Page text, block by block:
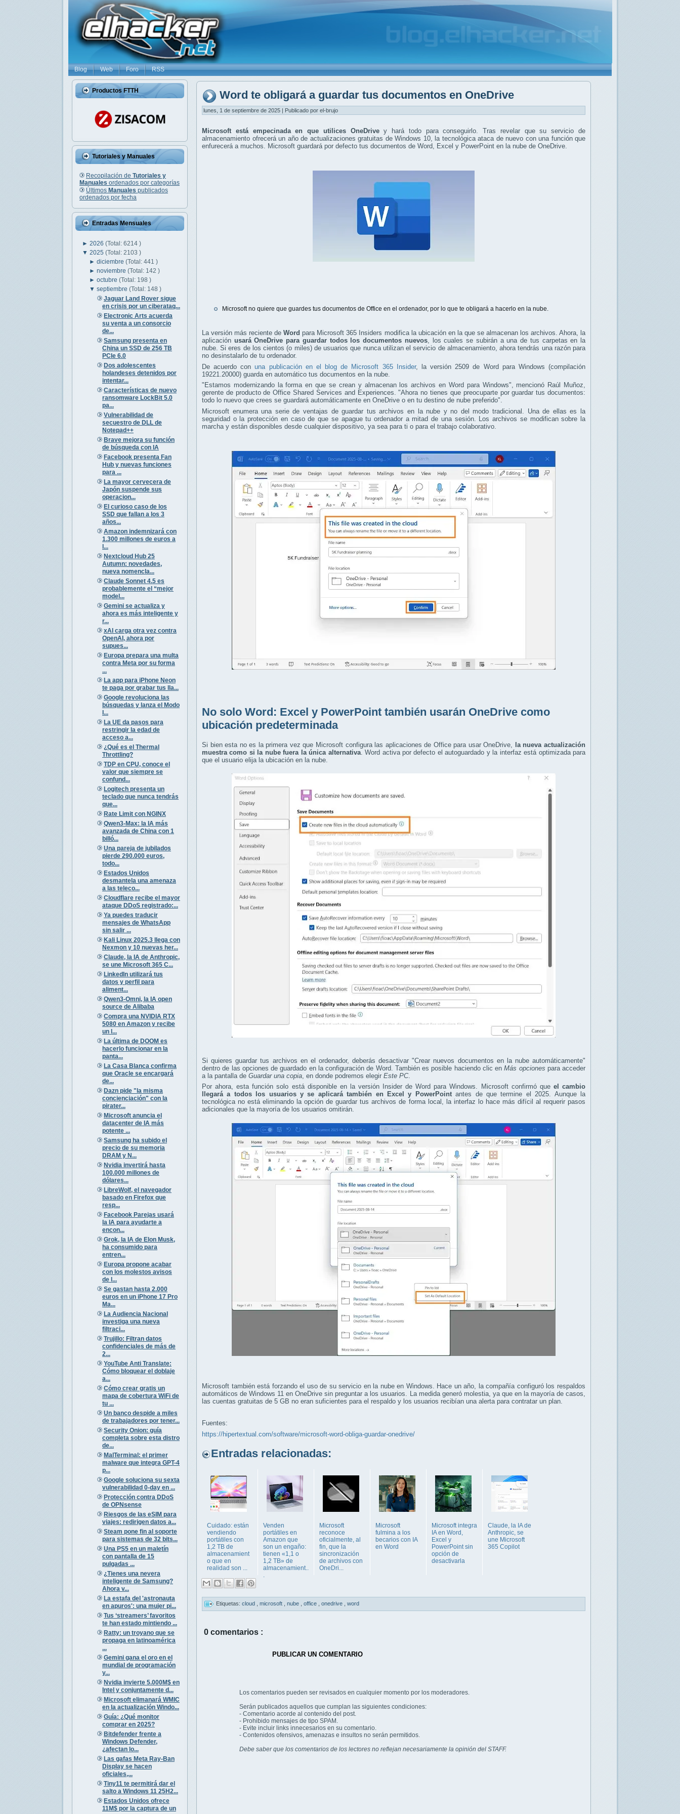
Blog Web Foro RSS
Productos FTTH
Tutoriales y Manuales
Recopilación de Tutoriales y
Manuales ordenados por categorías
Últimos Manuales publicados
ordenados por fecha
Entradas Mensuales
► 2026 (Total: 6214 )
▼ 2025 (Total: 2103 )
►diciembre(Total: 441 )
►noviembre(Total: 142 )
►octubre(Total: 198 )
▼septiembre(Total: 148 )
Jaguar Land Rover sigue
en crisis por un ciberataq...
Electronic Arts acuerda
su venta a un consorcio
de...
Samsung presenta en
China un SSD de 256 TB
PCIe 6.0
Dos adolescentes
holandeses detenidos por
intentar...
Características de nuevo
ransomware LockBit 5.0
pa...
Vulnerabilidad de
secuestro de DLL de
Notepad++
Brave mejora su función
de búsqueda con IA
Facebook presenta Fan
Hub y nuevas funciones
para ...
La mayor cervecera de
Japón suspende sus
operacion...
El curioso caso de los
SSD que fallan a los 3
años...
Amazon indemnizará con
1.300 millones de euros a
l...
Nextcloud Hub 25
Autumn: novedades,
nueva nomencla...
Claude Sonnet 4.5 es
probablemente el “mejor
model...
Gemini se actualiza y
ahora es más inteligente y
r...
xAI carga otra vez contra
OpenAI, ahora por
supues...
Europa prepara una multa
contra Meta por su forma
...
La app para iPhone Neon
te paga por grabar tus lla...
Google revoluciona las
búsquedas y lanza el Modo
I...
La UE da pasos para
restringir la edad de
acceso a...
¿Qué es el Thermal
Throttling?
TDP en CPU, conoce el
valor que siempre se
confund...
Logitech presenta un
teclado que nunca tendrás
que...
Rate Limit con NGINX
Qwen3-Max: la IA más
avanzada de China con 1
billó...
Una pareja de jubilados
pierde 290.000 euros,
todo...
Estados Unidos
desmantela una amenaza
a las teleco...
Cloudflare recibe el mayor
ataque DDoS registrado:...
Ya puedes traducir
mensajes de WhatsApp
sin salir ...
Kali Linux 2025.3 llega con
Nexmon y 10 nuevas her...
Claude, la IA de Anthropic,
se une Microsoft 365 C...
LinkedIn utilizará tus
datos y perfil para
aliment...
Qwen3-Omni, la IA open
source de Alibaba
Compra una NVIDIA RTX
5080 en Amazon y recibe
un l...
La última de DOOM es
hacerlo funcionar en la
panta...
La Casa Blanca confirma
que Oracle se encargará
de...
Dazn pide "la misma
concienciación" con la
pirater...
Microsoft anuncia el
datacenter de IA más
potente ...
Samsung ha subido el
precio de su memoria
DRAM y N...
Nvidia invertirá hasta
100.000 millones de
dólares...
LibreWolf, el navegador
basado en Firefox que
resp...
Facebook Parejas usará
la IA para ayudarte a
encon...
Grok, la IA de Elon Musk,
ha consumido para
entren...
Europa propone acabar
con los molestos avisos
de l...
Se gastan hasta 2.000
euros en un iPhone 17 Pro
Ma...
La Audiencia Nacional
investiga una nueva
filtraci...
Trujillo: Filtran datos
confidenciales de más de
2...
YouTube Anti Translate:
Cómo bloquear el doblaje
a...
Cómo crear gratis un
mapa de cobertura WiFi de
tu ...
Un banco despide a miles
de trabajadores por tener...
Security Onion: guía
completa sobre esta distro
de...
MalTerminal: el primer
malware que integra GPT-4
p...
Google soluciona su sexta
vulnerabilidad 0-day en ...
Protección contra DDoS
de OPNsense
Riesgos de las eSIM para
viajes: redirigen datos a...
Steam pone fin al soporte
para sistemas de 32 bits...
Una PS5 en un maletín
con pantalla de 15
pulgadas ...
¿Tienes una nevera
inteligente de Samsung?
Ahora v...
La estafa del 'astronauta
en apuros': una mujer pi...
Tus ‘streamers’ favoritos
te han estado mintiendo ...
Ratty: un troyano que se
propaga en latinoamérica
...
Gemini gana el oro en el
mundial de programación
y...
Nvidia invierte 5.000M$ en
Intel y conjuntamente d...
Microsoft elimanará WMIC
en la actualización Windo...
Guía: ¿Qué monitor
comprar en 2025?
Bitdefender frente a
Windows Defender,
¿afectan lo...
Las gafas Meta Ray-Ban
Display se hacen
oficiales,...
Tiny11 te permitirá dar el
salto a Windows 11 25H2...
Estados Unidos ofrece
11M$ por la captura de un
Word te obligará a guardar tus documentos en OneDrive
lunes, 1 de septiembre de 2025 | Publicado por el-brujo
Microsoft está empecinada en que utilices OneDrivey hará todo para conseguirlo. Tras revelar que su servicio de
almacenamiento ofrecerá un año de actualizaciones gratuitas de Windows 10, la tecnológica ataca de nuevo con una función que
enfurecerá a muchos. Microsoft guardará por defecto tus documentos de Word, Excel y PowerPoint en la nube de OneDrive.
Microsoft no quiere que guardes tus documentos de Office en el ordenador, por lo que te obligará a hacerlo en la nube.
La versión más reciente deWordpara Microsoft 365 Insiders modifica la ubicación en la que se almacenan los archivos. Ahora, la
aplicación usará OneDrive para guardar todos los documentos nuevos, los cuales se subirán a una de tus carpetas en la
nube. Si eres de los cientos (o miles) de usuarios que nunca utilizan el servicio de almacenamiento, ahora tendrás una razón para
no desinstalarlo de tu ordenador.
De acuerdo conuna publicación en el blog de Microsoft 365 Insider, la versión 2509 de Word para Windows (compilación
19221.20000) guarda en automático tus documentos en la nube.
"Estamos modernizando la forma en que se crean y almacenan los archivos en Word para Windows", mencionó Raúl Muñoz,
gerente de producto de Office Shared Services and Experiences. "Ahora no tienes que preocuparte por guardar tus documentos:
todo lo nuevo que crees se guardará automáticamente en OneDrive o en tu destino de nube preferido".
Microsoft enumera una serie de ventajas de guardar tus archivos en la nube y no del modo tradicional. Una de ellas es la
seguridad o la protección en caso de que se apague tu ordenador a mitad de una sesión. Los archivos se modifican sobre la
marcha y están disponibles desde cualquier dispositivo, ya sea para ti o para el trabajo colaborativo.
No solo Word: Excel y PowerPoint también usarán OneDrive como
ubicación predeterminada
Si bien esta no es la primera vez que Microsoft configura las aplicaciones de Office para usar OneDrive,
la nueva actualización
muestra como si la nube fuera la única alternativa. Word activa por defecto el autoguardado y la interfaz está optimizada para
que el usuario elija la ubicación en la nube.
Si quieres guardar tus archivos en el ordenador, deberás desactivar "Crear nuevos documentos en la nube automáticamente"
dentro de las opciones de guardado en la configuración de Word. También es posible haciendo clic enMás opciones para acceder
a la pantalla de Guardar una copia , en donde podremos elegir Este PC.
Por ahora, esta función solo está disponible en la versión Insider de Word para Windows. Microsoft confirmó que el cambio
llegará a todos los usuarios y se aplicará también en Excel y PowerPointantes de que termine el 2025. Aunque la
tecnológica no está eliminando la opción de guardar tus archivos de forma local, la interfaz lo hace más difícil al requerir pasos
adicionales que la mayoría de los usuarios omitirán.
Microsoft también está forzando el uso de su servicio en la nube en Windows. Hace un año, la compañía configuró los respaldos
automáticos de Windows 11 en OneDrive sin preguntar a los usuarios. La medida generó molestia, ya que en la mayoría de casos,
las cuentas gratuitas de 5 GB no eran suficientes para el respaldo y los usuarios recibían una alerta para contratar un plan.
Fuentes:
https://hipertextual.com/software/microsoft-word-obliga-guardar-onedrive/
Entradas relacionadas:
Cuidado: están
vendiendo
portátiles con
1,2 TB de
almacenamient
o que en
realidad son ...
Venden
portátiles en
Amazon que
son un engaño:
tienen «1,1 o
1,2 TB» de
almacenamient..
.
Microsoft
reconoce
oficialmente, al
fin, que la
sincronización
de archivos con
OneDri...
Microsoft
fulmina a los
becarios con IA
en Word
Microsoft integra
IA en Word,
Excel y
PowerPoint sin
opción de
desactivarla
Claude, la IA de
Anthropic, se
une Microsoft
365 Copilot
Etiquetas: cloud microsoft nube office onedrive word
0 comentarios :
PUBLICAR UN COMENTARIO
Los comentarios pueden ser revisados en cualquier momento por los moderadores.
Serán publicados aquellos que cumplan las siguientes condiciones:
- Comentario acorde al contenido del post.
- Prohibido mensajes de tipo SPAM.
- Evite incluir links innecesarios en su comentario.
- Contenidos ofensivos, amenazas e insultos no serán permitidos.
Debe saber que los comentarios de los lectores no reflejan necesariamente la opinión del STAFF.